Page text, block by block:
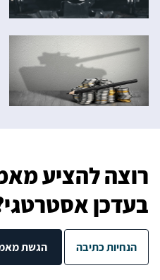
רוצה להציע
בעדכן
הנחיות כתיבה הגשת